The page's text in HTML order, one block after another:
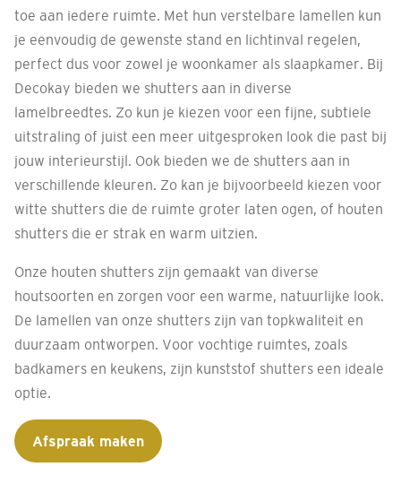
toe aan iedere ruimte. Met hun verstelbare lamellen kun
je eenvoudig de gewenste stand en lichtinval regelen,
perfect dus voor zowel je woonkamer als slaapkamer. Bij
Decokay bieden we shutters aan in diverse
lamelbreedtes. Zo kun je kiezen voor een fijne, subtiele
uitstraling of juist een meer uitgesproken look die past bij
jouw interieurstijl. Ook bieden we de shutters aan in
verschillende kleuren. Zo kan je bijvoorbeeld kiezen voor
witte shutters die de ruimte groter laten ogen, of houten
shutters die er strak en warm uitzien.
Onze houten shutters zijn gemaakt van diverse
houtsoorten en zorgen voor een warme, natuurlijke look.
De lamellen van onze shutters zijn van topkwaliteit en
duurzaam ontworpen. Voor vochtige ruimtes, zoals
badkamers en keukens, zijn kunststof shutters een ideale
optie.
Afspraak maken